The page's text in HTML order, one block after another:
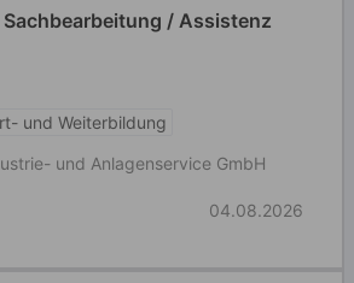
/ Assistenz
und Weiterbildung
und Anlagenservice GmbH
04.08.2026